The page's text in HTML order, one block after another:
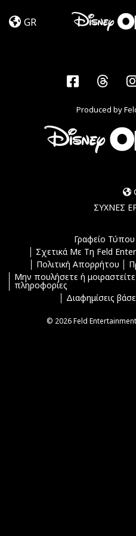
In!GR
Produced by
ΣΥΧΝΕΣ
Γραφείο Τύπου
Σχετικά Με Τη Feld
Πολιτική Απορρήτου
Μην πουλήσετε ή
πληροφορίες
Διαφημίσεις
© 2026 Feld